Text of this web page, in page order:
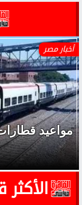
أخبار مصر
مواعيد
الأكثر